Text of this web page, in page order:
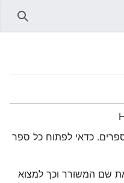
כדאי לפתוח כל ספר
שם המשורר וכך למצוא